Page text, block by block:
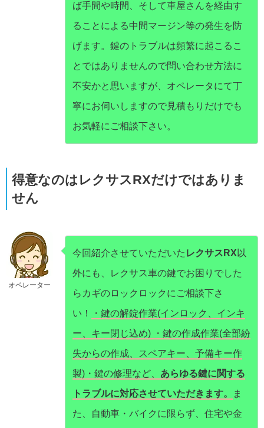
ば手間や時間、そして車屋さんを経由す
ることによる中間マージン等の発生を防
げます。鍵のトラブルは頻繁に起こるこ
とではありませんので問い合わせ方法に
不安かと思いますが、オペレータにて丁
寧にお伺いしますので見積もりだけでも
お気軽にご相談下さい。
得意なのはレクサスRXだけではありま
せん
オペレーター
今回紹介させていただいた レクサスRX 以
外にも、レクサス車の鍵でお困りでした
らカギのロックロックにご相談下さ
い！
・鍵の解錠作業(インロック、インキ
ー、キー閉じ込め) ・鍵の作成作業(全部紛
失からの作成、スペアキー、予備キー作
製)・鍵の修理など、 あらゆる鍵に関する
トラブルに対応させていただきます。
ま
た、自動車・バイクに限らず、住宅や金